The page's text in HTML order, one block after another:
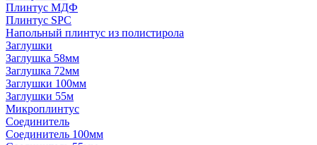
Плинтус МДФ
Плинтус SPC
Напольный плинтус из полистирола
Заглушки
Заглушка 58мм
Заглушка 72мм
Заглушки 100мм
Заглушки 55м
Микроплинтус
Соединитель
Соединитель 100мм